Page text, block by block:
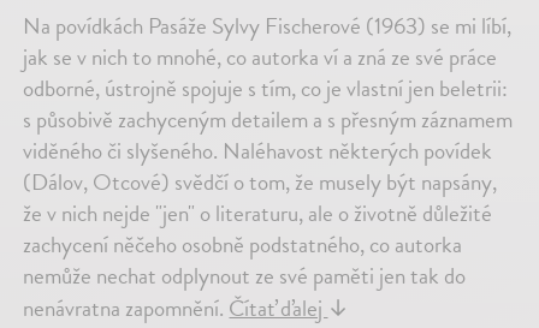
Na povídkách Pasáže Sylvy Fischerové (1963) se mi líbí,
jak se v nich to mnohé, co autorka ví a zná ze své práce
odborné, ústrojně spojuje s tím, co je vlastní jen beletrii:
s působivě zachyceným detailem a s přesným záznamem
viděného či slyšeného. Naléhavost některých povídek
(Dálov, Otcové) svědčí o tom, že musely být napsány,
že v nich nejde "jen" o literaturu, ale o životně důležité
zachycení něčeho osobně podstatného, co autorka
nemůže nechat odplynout ze své paměti jen tak do
nenávratna zapomnění.Čítať ďalej↓